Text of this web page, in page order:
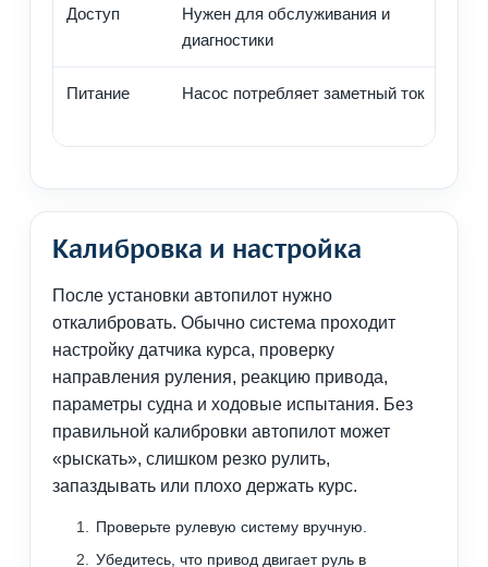
Доступ
Нужен для обслуживания и
диагностики
Питание Насос потребляет заметный ток
Калибровка и настройка
После установки автопилот нужно
откалибровать. Обычно система проходит
настройку датчика курса, проверку
направления руления, реакцию привода,
параметры судна и ходовые испытания. Без
правильной калибровки автопилот может
«рыскать», слишком резко рулить,
запаздывать или плохо держать курс.
Проверьте рулевую систему вручную.
Убедитесь, что привод двигает руль в